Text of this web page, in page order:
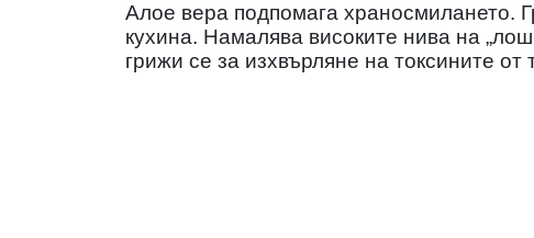
Алое вера подпомага храносмилането.
кухина. Намалява високите нива на
грижи се за изхвърляне на токсините от